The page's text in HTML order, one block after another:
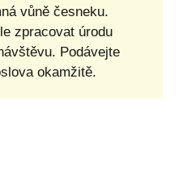
vůně česneku.
zpracovat úrodu
Podávejte
okamžitě.